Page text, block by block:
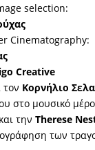
selection:
Cinematography:
Creative
Κορνήλιο
στο μουσικό
την Therese
των